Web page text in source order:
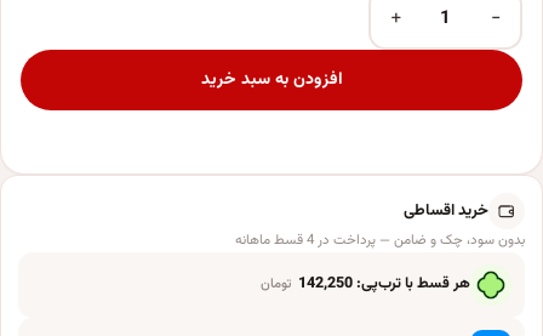
بادکنک فویلی مدل اوربز هولوگرامی لوندر کد KP-12in بسته 3 عددی عدد
−
+
افزودن به سبد خرید
خرید اقساطی
بدون سود، چک و ضامن — پرداخت در 4 قسط ماهانه
هر قسط با ترب‌پی:142,250 تومان